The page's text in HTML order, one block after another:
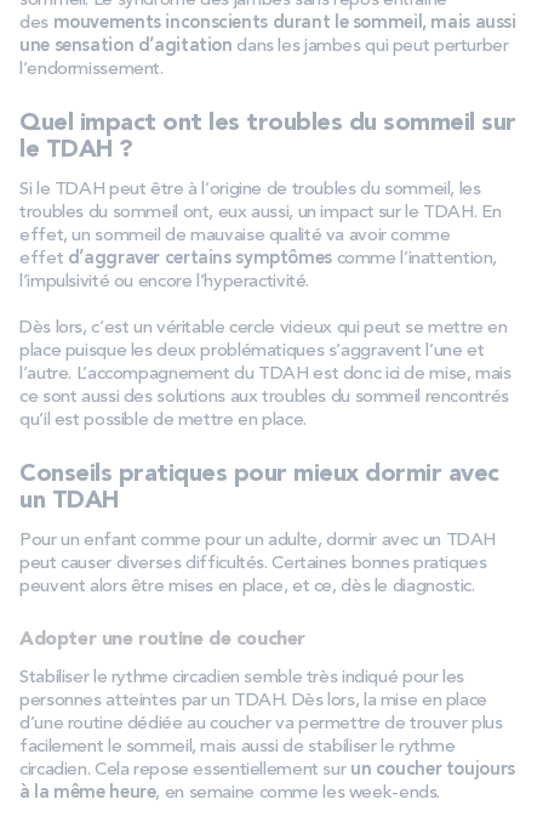
des mouvements inconscients durant le sommeil, mais aussi
une sensation d’agitation dans les jambes qui peut perturber
l’endormissement.
Quel impact ont les troubles du sommeil sur
le TDAH ?
Si le TDAH peut être à l’origine de troubles du sommeil, les
troubles du sommeil ont, eux aussi, un impact sur le TDAH. En
effet, un sommeil de mauvaise qualité va avoir comme
effet d’aggraver certains symptômes comme l’inattention,
l’impulsivité ou encore l’hyperactivité.
Dès lors, c’est un véritable cercle vicieux qui peut se mettre en
place puisque les deux problématiques s’aggravent l’une et
l’autre. L’accompagnement du TDAH est donc ici de mise, mais
ce sont aussi des solutions aux troubles du sommeil rencontrés
qu’il est possible de mettre en place.
Conseils pratiques pour mieux dormir avec
un TDAH
Pour un enfant comme pour un adulte, dormir avec un TDAH
peut causer diverses difficultés. Certaines bonnes pratiques
peuvent alors être mises en place, et ce, dès le diagnostic.
Adopter une routine de coucher
Stabiliser le rythme circadien semble très indiqué pour les
personnes atteintes par un TDAH. Dès lors, la mise en place
d’une routine dédiée au coucher va permettre de trouver plus
facilement le sommeil, mais aussi de stabiliser le rythme
circadien. Cela repose essentiellement sur un coucher toujours
à la même heure, en semaine comme les week-ends.